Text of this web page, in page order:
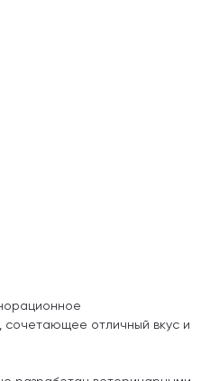
сочетающее отличный вкус и